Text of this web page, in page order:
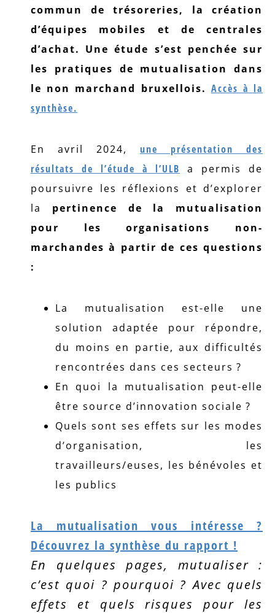
commun de trésoreries, la création
d’équipes mobiles et de centrales
d’achat. Une étude s’est penchée sur
les pratiques de mutualisation dans
le non marchand bruxellois. Accès à la
synthèse.
En avril 2024, une présentation des
résultats de l’étude à l’ULB a permis de
poursuivre les réflexions et d’explorer
la pertinence de la mutualisation
pour les organisations non-
marchandes à partir de ces questions
:
La mutualisation est-elle une
solution adaptée pour répondre,
du moins en partie, aux difficultés
rencontrées dans ces secteurs ?
En quoi la mutualisation peut-elle
être source d’innovation sociale ?
Quels sont ses effets sur les modes
d’organisation, les
travailleurs/euses, les bénévoles et
les publics
La mutualisation vous intéresse ?
Découvrez la synthèse du rapport !
En quelques pages, mutualiser :
c’est quoi ? pourquoi ? Avec quels
effets et quels risques pour les